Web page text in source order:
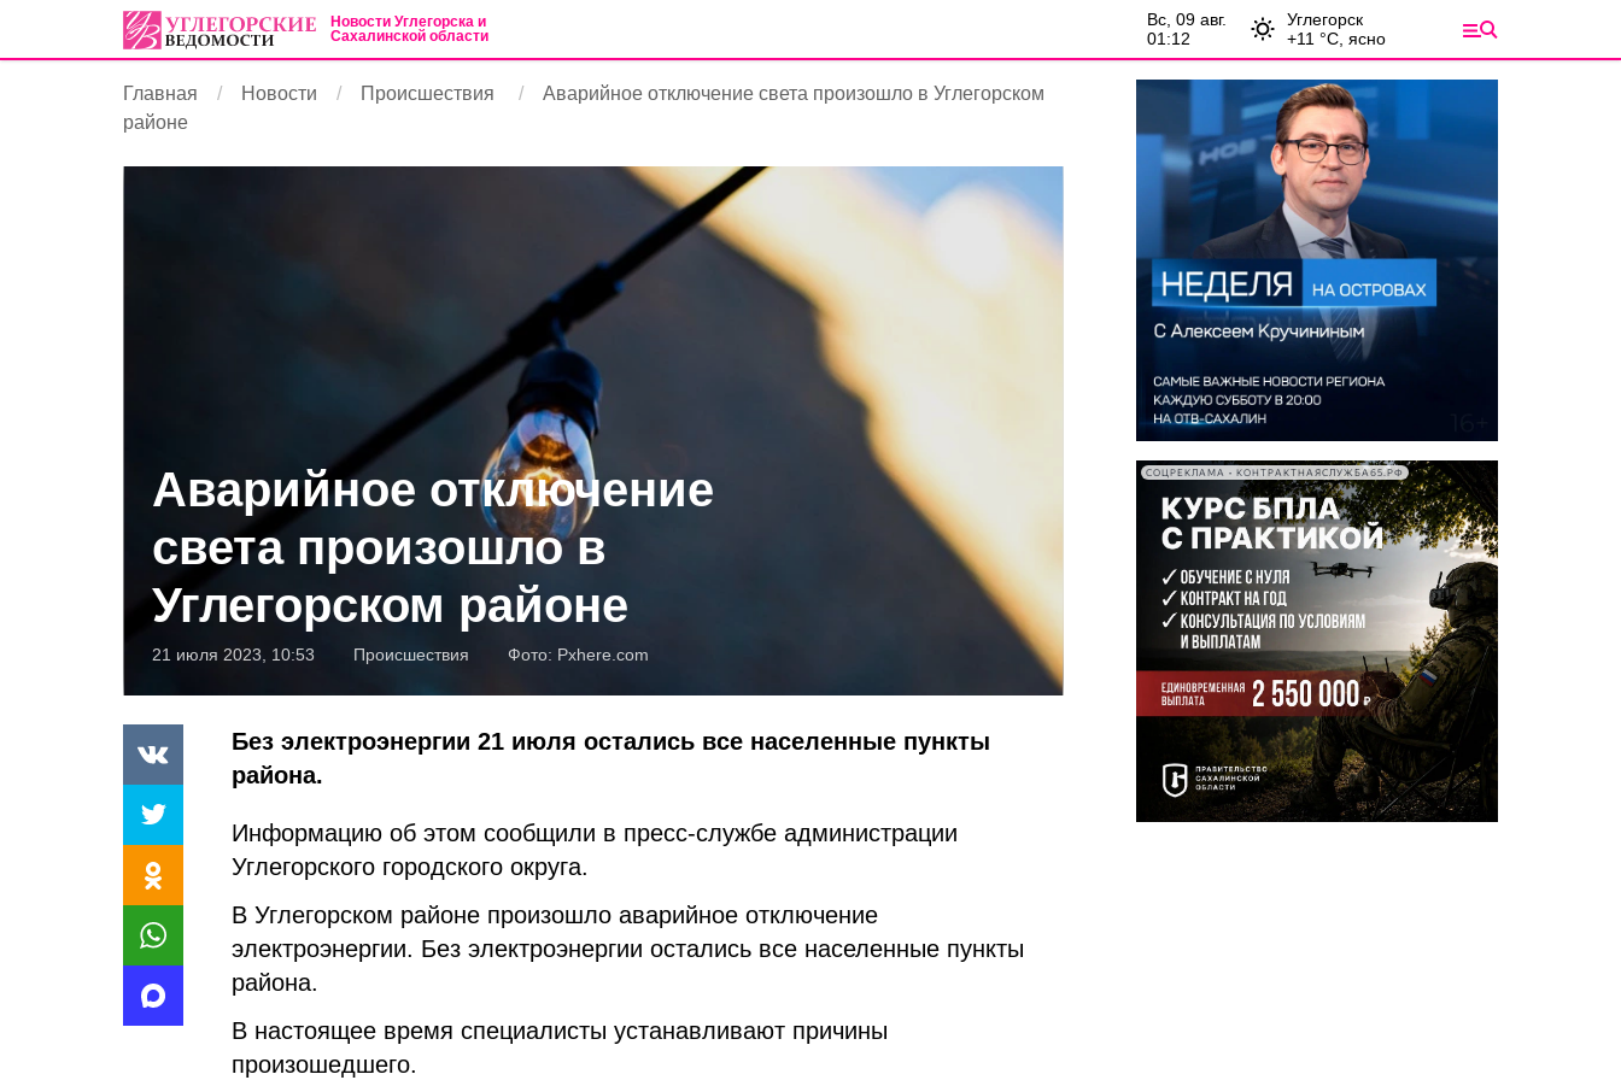
Новости Углегорска и
Сахалинской области
вс, 09 авг.
01:12
Углегорск
+11 °С, ясно
Главная Новости Происшествия
Аварийное отключение света произошло в Углегорском
районе
Аварийное отключение
света произошло в
Углегорском районе
21 июля 2023, 10:53 Происшествия Фото: Pxhere.com
Без электроэнергии 21 июля остались все населенные пункты
района.
Информацию об этом сообщили в пресс-службе администрации
Углегорского городского округа.
В Углегорском районе произошло аварийное отключение
электроэнергии. Без электроэнергии остались все населенные пункты
района.
В настоящее время специалисты устанавливают причины
произошедшего.
СОЦРЕКЛАМА • КОНТРАКТНАЯСЛУЖБА65.РФ